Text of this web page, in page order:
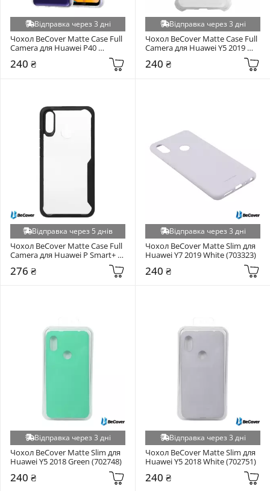
Відправка через 3 дні
Чохол BeCover Matte Case Full
Camera для Huawei P40
240 ₴
Відправка через 3 дні
Чохол BeCover Matte Case Full
Camera для Huawei Y5 2019
240 ₴
Відправка через 5 днів
Чохол BeCover Matte Case Full
Camera для Huawei P Smart+
276 ₴
Відправка через 3 дні
Чохол BeCover Matte Slim для
Huawei Y7 2019 White (703323)
240 ₴
Відправка через 3 дні
Чохол BeCover Matte Slim для
Huawei Y5 2018 Green (702748)
240 ₴
Відправка через 3 дні
Чохол BeCover Matte Slim для
Huawei Y5 2018 White (702751)
240 ₴